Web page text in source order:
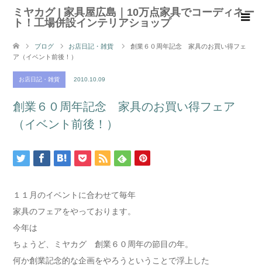
ミヤカグ | 家具屋広島｜10万点家具でコーディネー
ト！工場併設インテリアショップ
ブログ お店日記・雑貨
創業６０周年記念 家具のお買い得フェ
ア（イベント前後！）
お店日記・雑貨 2010.10.09
創業６０周年記念 家具のお買い得フェア
（イベント前後！）
１１月のイベントに合わせて毎年
家具のフェアをやっております。
今年は
ちょうど、ミヤカグ 創業６０周年の節目の年。
何か創業記念的な企画をやろうということで浮上した